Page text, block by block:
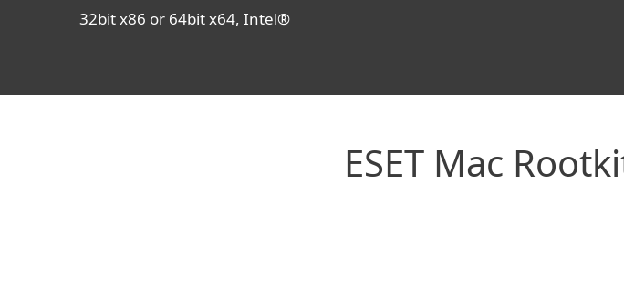
32bit x86 or 64bit x64, Intel®
ESET Mac